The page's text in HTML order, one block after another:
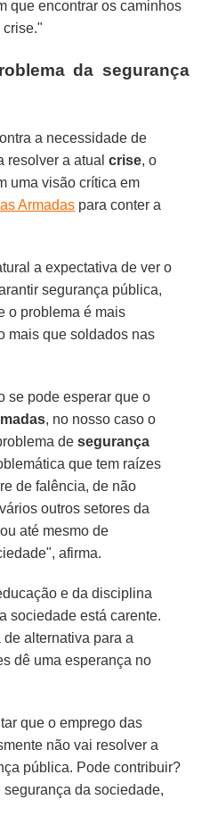
que encontrar os caminhos
crise."
da segurança
a necessidade de
resolver a atualcrise, o
uma visão crítica em
Armadas para conter a
a expectativa de ver o
segurança pública,
o problema é mais
mais que soldados nas
se pode esperar que o
, no nosso caso o
desegurança
que tem raízes
de falência, de não
outros setores da
até mesmo de
afirma.
e da disciplina
sociedade está carente.
alternativa para a
dê uma esperança no
que o emprego das
não vai resolver a
pública. Pode contribuir?
da sociedade,